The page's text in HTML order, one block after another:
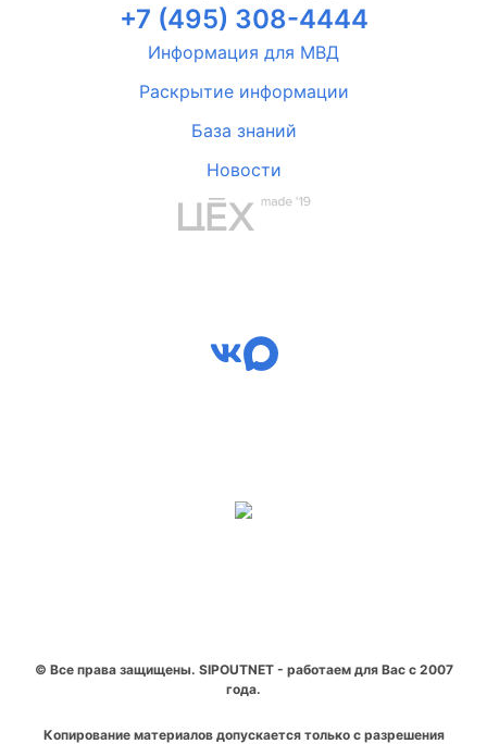
+7 (495) 308-4444
Информация для МВД
Раскрытие информации
База знаний
Новости
© Все права защищены. SIPOUTNET - работаем для Вас с 2007
года.
Копирование материалов допускается только с разрешения